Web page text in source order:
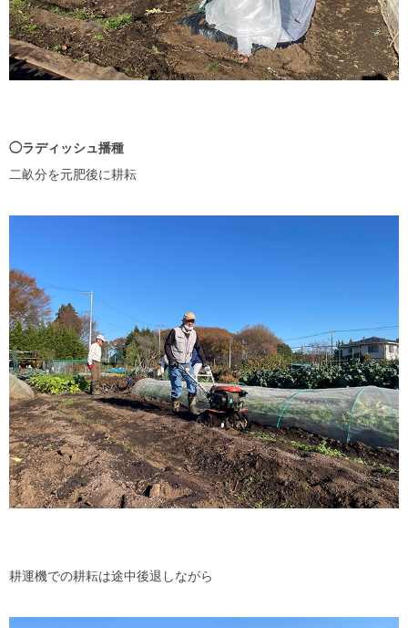
◯ラディッシュ播種
二畝分を元肥後に耕耘
耕運機での耕耘は途中後退しながら